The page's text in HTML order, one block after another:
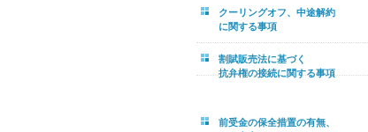
クーリングオフ、中途解約
に関する事項
割賦販売法に基づく
抗弁権の接続に関する事項
前受金の保全措置の有無、